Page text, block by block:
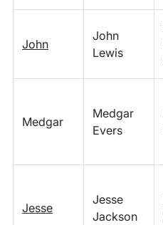
John
John
Lewis
Medgar
Medgar
Evers
Jesse
Jesse
Jackson